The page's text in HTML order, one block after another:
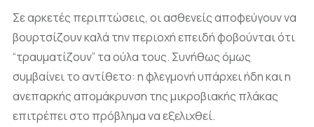
Σε αρκετές περιπτώσεις, οι ασθενείς αποφεύγουν να
βουρτσίζουν καλά την περιοχή επειδή φοβούνται ότι
“τραυματίζουν” τα ούλα τους. Συνήθως όμως
συμβαίνει το αντίθετο: η φλεγμονή υπάρχει ήδη και η
ανεπαρκής απομάκρυνση της μικροβιακής πλάκας
επιτρέπει στο πρόβλημα να εξελιχθεί.